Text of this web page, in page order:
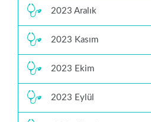
2023 Aralık
2023 Kasım
2023 Ekim
2023 Eylül